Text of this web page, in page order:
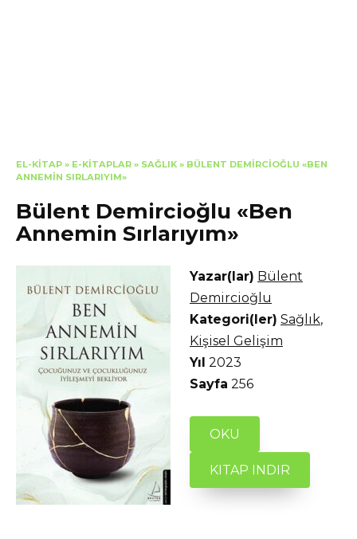
EL-KITAP » E-KITAPLAR » SAĞLIK » BÜLENT DEMIRCIOĞLU «BEN
ANNEMIN SIRLARIYIM»
Bülent Demircioğlu «Ben
Annemin Sırlarıyım»
Yazar(lar) Bülent
Demircioğlu
Kategori(ler) Sağlık,
Kişisel Gelişim
Yıl 2023
Sayfa 256
OKU
KITAP INDIR